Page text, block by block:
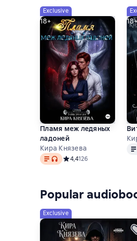
Exclusive
18+
Пламя меж ледяных
ладоней
Кира Князева
Text, audio format available
Средний рейтинг 4,4 на
4,4126
18+
Popular
Exclusive